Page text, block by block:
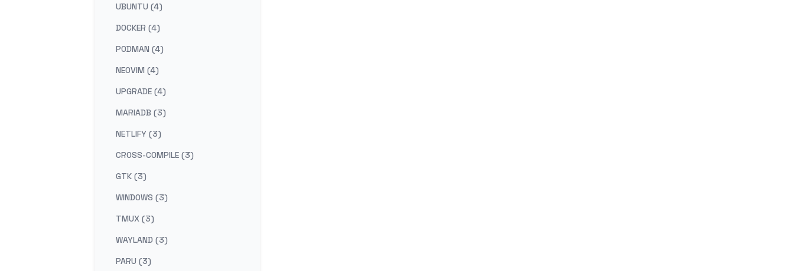
UBUNTU (4)
DOCKER (4)
PODMAN (4)
NEOVIM (4)
UPGRADE (4)
MARIADB (3)
NETLIFY (3)
CROSS-COMPILE (3)
GTK (3)
WINDOWS (3)
TMUX (3)
WAYLAND (3)
PARU (3)